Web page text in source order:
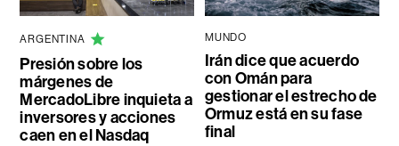
ARGENTINA
Presión sobre los
márgenes de
MercadoLibre inquieta a
inversores y acciones
caen en el Nasdaq
MUNDO
Irán dice que acuerdo
con Omán para
gestionar el estrecho de
Ormuz está en su fase
final